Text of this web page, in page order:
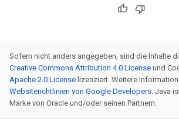
Sofern nicht anders angegeben, sind die Inhalte
Creative Commons Attribution 4.0 License und
Apache 2.0 License lizenziert. Weitere
Websiterichtlinien von Google Developers. Java
Marke von Oracle und/oder seinen Partnern.